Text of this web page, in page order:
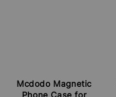
Mcdodo Magnetic